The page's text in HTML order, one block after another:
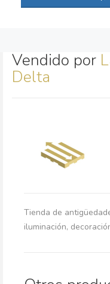
Vendido por
Delta
Tienda de
iluminación,